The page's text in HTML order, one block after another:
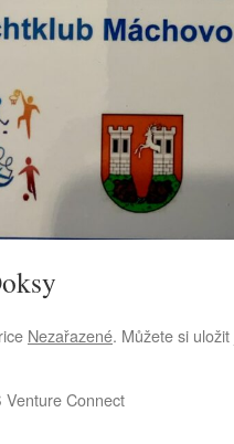
Nezařazené. Můžete si
Venture Connect